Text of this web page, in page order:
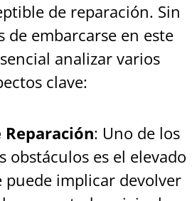
de reparación. Sin
de embarcarse en este
analizar varios
clave:
Reparación: Uno de los
obstáculos es el elevado
puede implicar devolver